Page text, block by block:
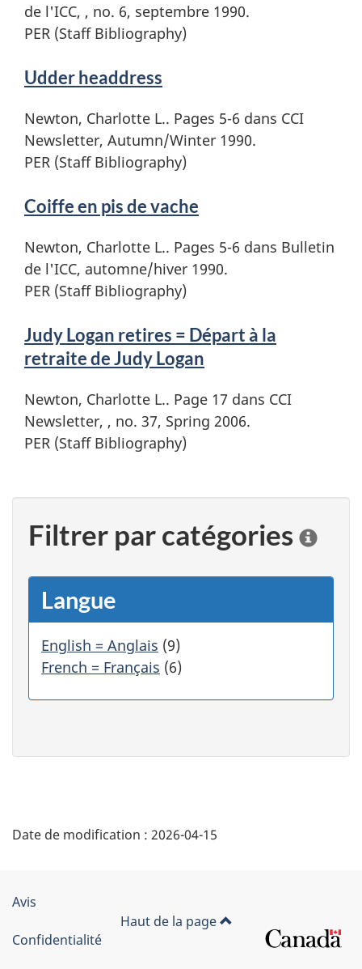
de l'ICC, , no. 6, septembre 1990.
PER (Staff Bibliography)
Udder headdress
Newton, Charlotte L.. Pages 5-6 dans CCI
Newsletter, Autumn/Winter 1990.
PER (Staff Bibliography)
Coiffe en pis de vache
Newton, Charlotte L.. Pages 5-6 dans Bulletin
de l'ICC, automne/hiver 1990.
PER (Staff Bibliography)
Judy Logan retires = Départ à la
retraite de Judy Logan
Newton, Charlotte L.. Page 17 dans CCI
Newsletter, , no. 37, Spring 2006.
PER (Staff Bibliography)
Filtrer par catégories
i
e
r
e
i
Langue
English = Anglais (9)
French = Français (6)
D
a
Date de modification : 2026-04-15
Organisation
du
Avis
Confidentialité
Haut de la page